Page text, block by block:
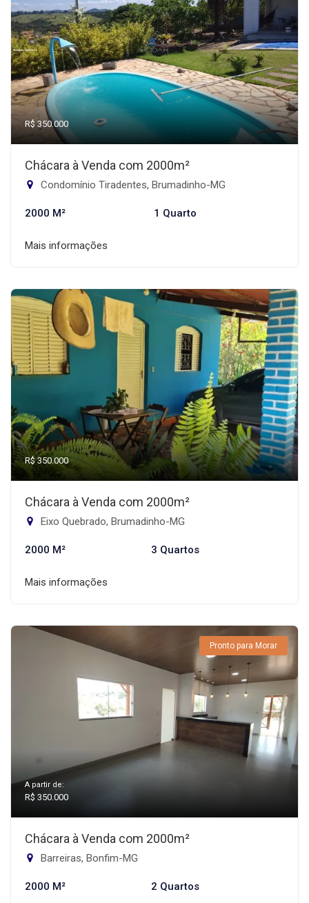
R$ 350.000
Chácara à Venda com 2000m²
Condomínio Tiradentes, Brumadinho-MG
2000 M² 1 Quarto
Mais informações
R$ 350.000
Chácara à Venda com 2000m²
Eixo Quebrado, Brumadinho-MG
2000 M² 3 Quartos
Mais informações
Pronto para Morar
A partir de:
R$ 350.000
Chácara à Venda com 2000m²
Barreiras, Bonfim-MG
2000 M² 2 Quartos